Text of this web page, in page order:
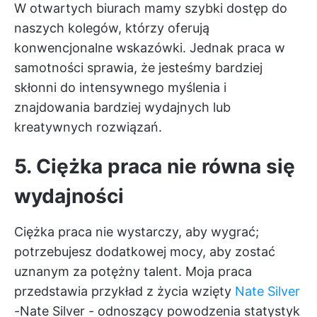
W otwartych biurach mamy szybki dostęp do
naszych kolegów, którzy oferują
konwencjonalne wskazówki. Jednak praca w
samotności sprawia, że jesteśmy bardziej
skłonni do intensywnego myślenia i
znajdowania bardziej wydajnych lub
kreatywnych rozwiązań.
5. Ciężka praca nie równa się
wydajności
Ciężka praca nie wystarczy, aby wygrać;
potrzebujesz dodatkowej mocy, aby zostać
uznanym za potężny talent. Moja praca
przedstawia przykład z życia wzięty Nate Silver
-Nate Silver - odnoszący powodzenia statystyk